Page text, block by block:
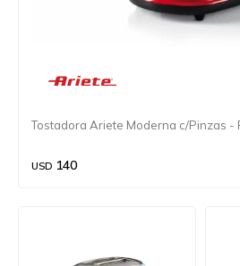
Tostadora Ariete Moderna c/Pinzas -
USD 140